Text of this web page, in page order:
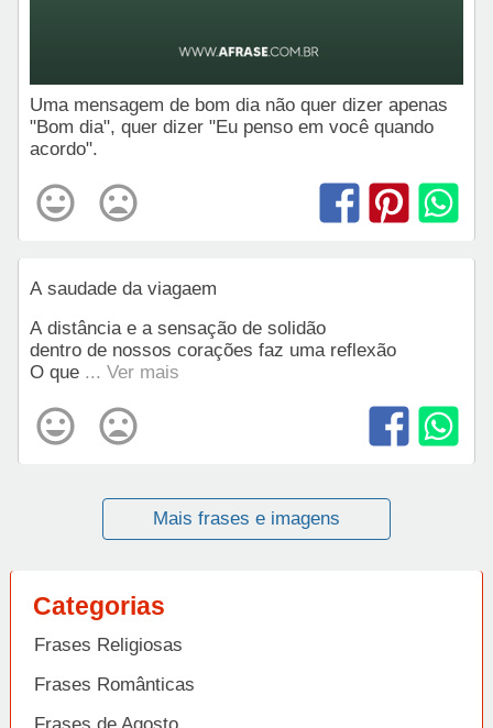
Uma mensagem de bom dia não quer dizer apenas
"Bom dia", quer dizer "Eu penso em você quando
acordo".
A saudade da viagaem
A distância e a sensação de solidão
dentro de nossos corações faz uma reflexão
O que ... Ver mais
Mais frases e imagens
Categorias
Frases Religiosas
Frases Românticas
Frases de Agosto